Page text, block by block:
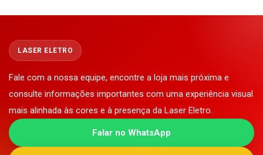
LASER ELETRO
Fale com a nossa equipe, encontre a loja mais próxima e
consulte informações importantes com uma experiência visual
mais alinhada às cores e à presença da Laser Eletro.
Falar no WhatsApp